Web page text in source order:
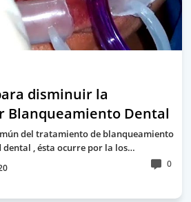
disminuir la
Blanqueamiento Dental
del tratamiento de blanqueamiento
, ésta ocurre por la los…
0